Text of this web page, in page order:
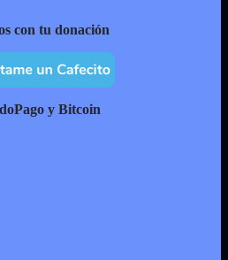
con tu donación
y Bitcoin